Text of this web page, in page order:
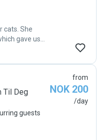
cats. She
gave us
happy,
for
Hjem Til Deg
guests
from
NOK 200
/day